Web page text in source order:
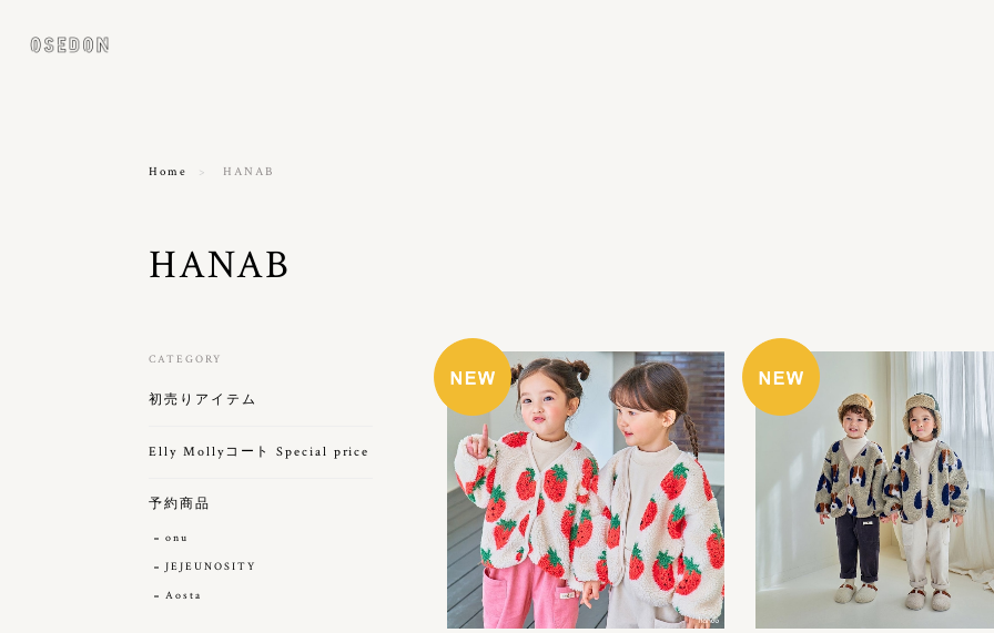
Home HANAB
HANAB
CATEGORY
初売りアイテム
Elly Mollyコート Special price
予約商品
onu
JEJEUNOSITY
Aosta